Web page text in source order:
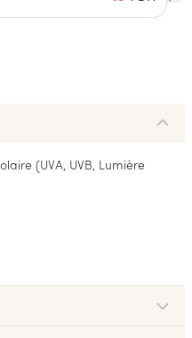
(UVA, UVB, Lumière